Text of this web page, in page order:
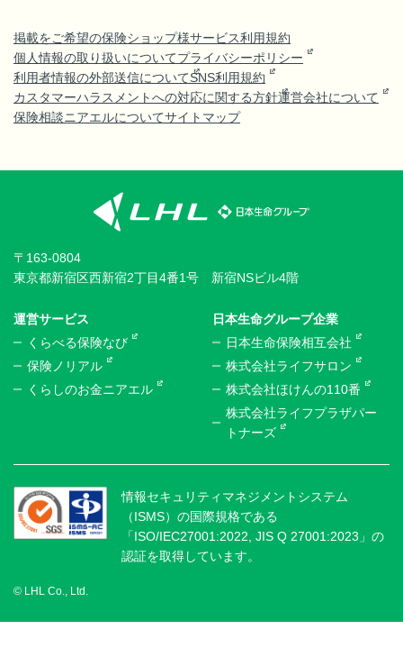
掲載をご希望の保険ショップ様サービス利用規約
個人情報の取り扱いについてプライバシーポリシー
利用者情報の外部送信についてSNS利用規約
カスタマーハラスメントへの対応に関する方針運営会社について
保険相談ニアエルについてサイトマップ
〒163-0804
東京都新宿区西新宿2丁目4番1号 新宿NSビル4階
運営サービス
くらべる保険なび
保険ノリアル
くらしのお金ニアエル
日本生命グループ企業
日本生命保険相互会社
株式会社ライフサロン
株式会社ほけんの110番
株式会社ライフプラザパー
トナーズ
情報セキュリティマネジメントシステム
（ISMS）の国際規格である
「ISO/IEC27001:2022, JIS Q 27001:2023」の
認証を取得しています。
© LHL Co., Ltd.